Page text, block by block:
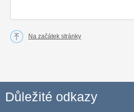
Na začátek stránky
Důležité odkazy